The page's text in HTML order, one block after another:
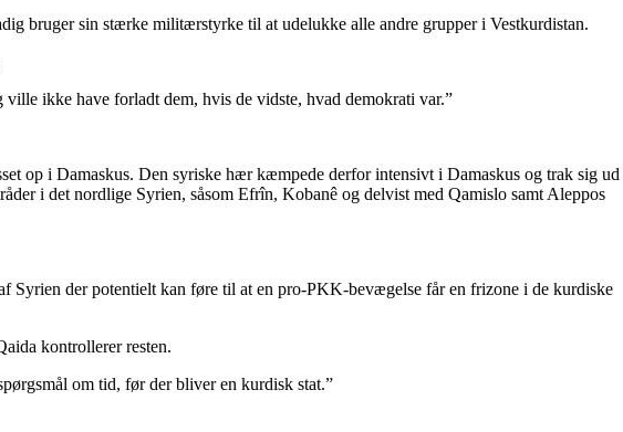
bruger sin stærke militærstyrke til at udelukke alle andre grupper i Vestkurdistan.
ikke have forladt dem, hvis de vidste, hvad demokrati var.”
op i Damaskus. Den syriske hær kæmpede derfor intensivt i Damaskus og trak sig ud
i det nordlige Syrien, såsom Efrîn, Kobanê og delvist med Qamislo samt Aleppos
der potentielt kan føre til at en pro-PKK-bevægelse får en frizone i de kurdiske
kontrollerer resten.
om tid, før der bliver en kurdisk stat.”